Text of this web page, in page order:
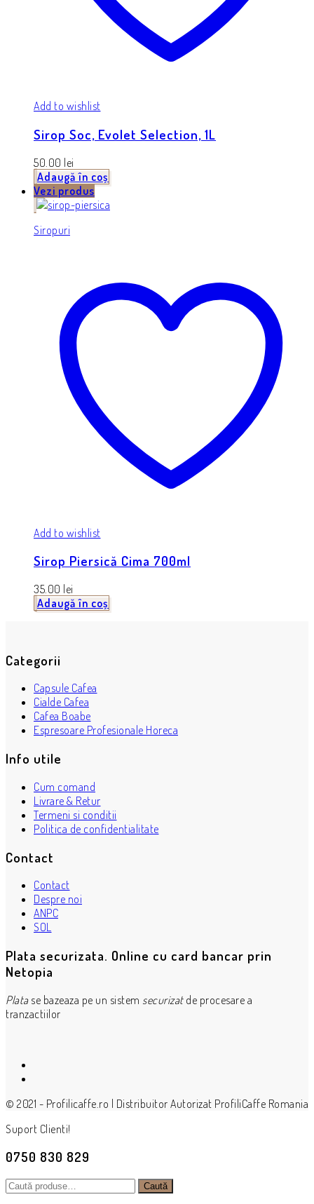
Add to wishlist
Sirop Soc, Evolet Selection, 1L
50.00 lei
Adaugă în coș
Vezi produs
Siropuri
Add to wishlist
Sirop Piersică Cima 700ml
35.00 lei
Adaugă în coș
Categorii
Capsule Cafea
Cialde Cafea
Cafea Boabe
Espresoare Profesionale Horeca
Info utile
Cum comand
Livrare & Retur
Termeni si conditii
Politica de confidentialitate
Contact
Contact
Despre noi
ANPC
SOL
Plata securizata. Online cu card bancar prin
Netopia
Platase bazeaza pe un sistem securizatde procesare a
tranzactiilor
© 2021 - Profilicaffe.ro | Distribuitor Autorizat ProfiliCaffe Romania
Suport Clienti!
0750 830 829
Caută
Caută